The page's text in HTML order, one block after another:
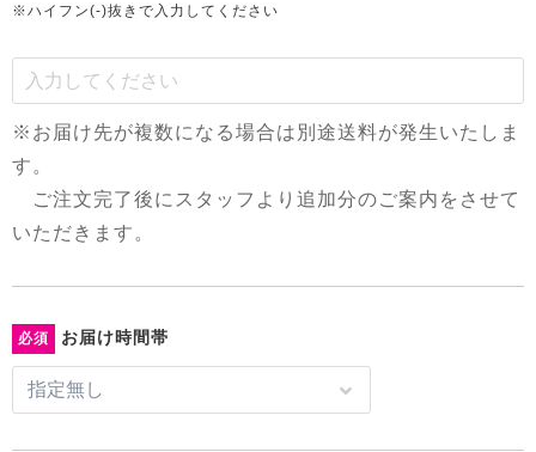
※ハイフン(-)抜きで入力してください
※お届け先が複数になる場合は別途送料が発生いたしま
す。
ご注文完了後にスタッフより追加分のご案内をさせて
いただきます。
必須 お届け時間帯